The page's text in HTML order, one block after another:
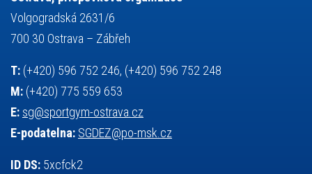
výuka všesportovní výcvikový kurz
základy společenských věd
Volgogradská 2631/6
700 30 Ostrava – Zábřeh
T: (+420) 596 752 246, (+420) 596 752 248
M: (+420) 775 559 653
E: sg@sportgym-ostrava.cz
E-podatelna: SGDEZ@po-msk.cz
ID DS: 5xcfck2